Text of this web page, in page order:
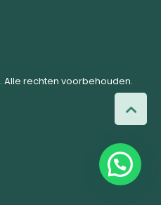
. Alle rechten voorbehouden.